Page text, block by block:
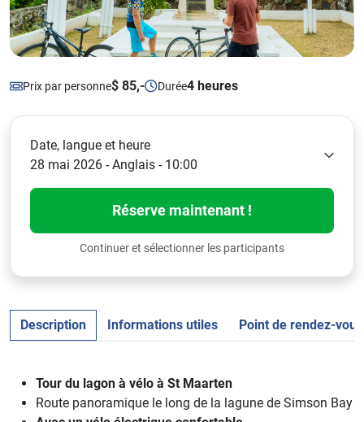
Prix par personne$ 85,- Durée4 heures
Date, langue et heure
28 mai 2026 - Anglais - 10:00
Réserve maintenant !
Continuer et sélectionner les participants
Description Informations utiles Point de rendez-vous
Tour du lagon à vélo à St Maarten
Route panoramique le long de la lagune de Simson Bay